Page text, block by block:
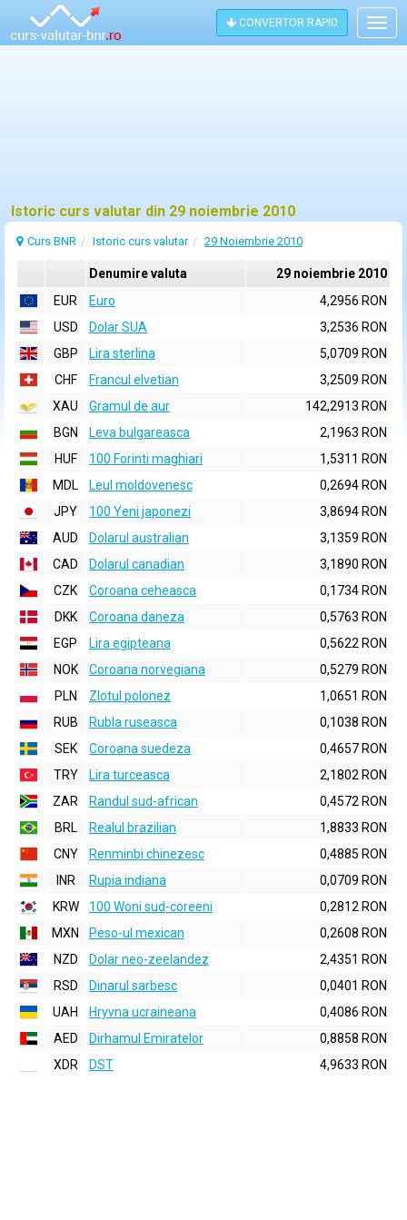
CONVERTOR RAPID
Istoric curs valutar din 29 noiembrie 2010
Curs BNR Istoric curs valutar 29 Noiembrie 2010
Denumire valuta
29 noiembrie 2010
EUR
Euro
4,2956 RON
USD
Dolar SUA
3,2536 RON
GBP
Lira sterlina
5,0709 RON
CHF
Francul elvetian
3,2509 RON
XAU
Gramul de aur
142,2913 RON
BGN
Leva bulgareasca
2,1963 RON
HUF
100 Forinti maghiari
1,5311 RON
MDL
Leul moldovenesc
0,2694 RON
JPY
100 Yeni japonezi
3,8694 RON
AUD
Dolarul australian
3,1359 RON
CAD
Dolarul canadian
3,1890 RON
CZK
Coroana ceheasca
0,1734 RON
DKK
Coroana daneza
0,5763 RON
EGP
Lira egipteana
0,5622 RON
NOK
Coroana norvegiana
0,5279 RON
PLN
Zlotul polonez
1,0651 RON
RUB
Rubla ruseasca
0,1038 RON
SEK
Coroana suedeza
0,4657 RON
TRY
Lira turceasca
2,1802 RON
ZAR
Randul sud-african
0,4572 RON
BRL
Realul brazilian
1,8833 RON
CNY
Renminbi chinezesc
0,4885 RON
INR
Rupia indiana
0,0709 RON
KRW
100 Woni sud-coreeni
0,2812 RON
MXN
Peso-ul mexican
0,2608 RON
NZD
Dolar neo-zeelandez
2,4351 RON
RSD
Dinarul sarbesc
0,0401 RON
UAH
Hryvna ucraineana
0,4086 RON
AED
Dirhamul Emiratelor
0,8858 RON
XDR
DST 4,9633 RON